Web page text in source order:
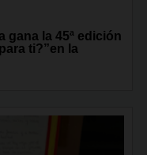
gana la 45ª edición
ti?”en la